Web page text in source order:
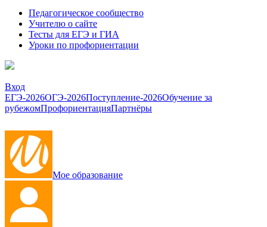
Педагогическое сообщество
Учителю о сайте
Тесты для ЕГЭ и ГИА
Уроки по профориентации
Вход
ЕГЭ-2026ОГЭ-2026Поступление-2026Обучение за
рубежомПрофориентацияПартнёры
Мое образование